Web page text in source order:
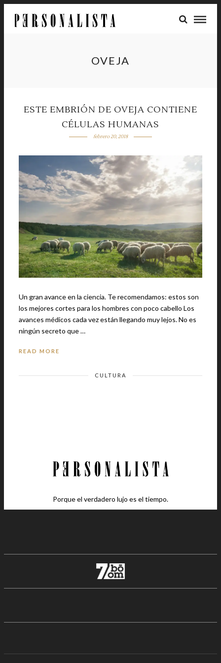
OVEJA
ESTE EMBRIÓN DE OVEJA CONTIENE
CÉLULAS HUMANAS
febrero 20, 2018
Un gran avance en la ciencia. Te recomendamos: estos son
los mejores cortes para los hombres con poco cabello Los
avances médicos cada vez están llegando muy lejos. No es
ningún secreto que …
READ MORE
CULTURA
Porque el verdadero lujo es el tiempo.